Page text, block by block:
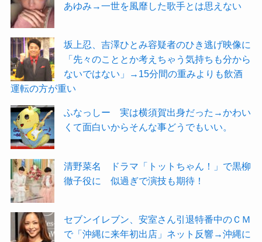
あゆみ→一世を風靡した歌手とは思えない
坂上忍、吉澤ひとみ容疑者のひき逃げ映像に
「先々のこととか考えちゃう気持ちも分から
ないではない」→15分間の重みよりも飲酒
運転の方が重い
ふなっしー 実は横須賀出身だった→かわい
くて面白いからそんな事どうでもいい。
清野菜名 ドラマ「トットちゃん！」で黒柳
徹子役に 似過ぎで演技も期待！
セブンイレブン、安室さん引退特番中のＣＭ
で「沖縄に来年初出店」ネット反響→沖縄に